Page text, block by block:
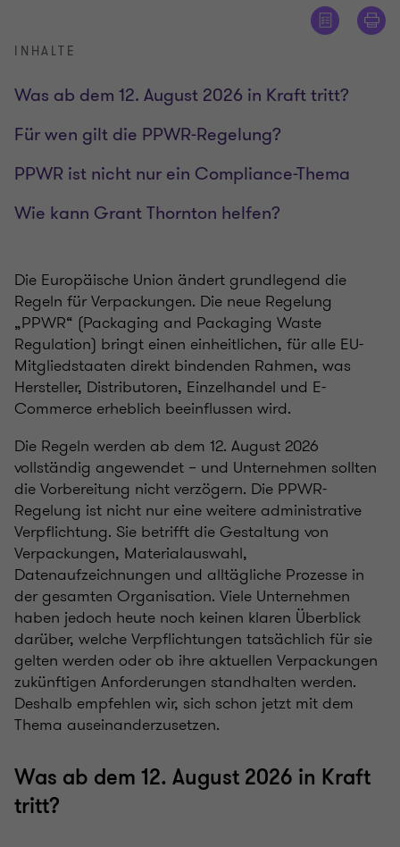
INHALTE
Was ab dem 12. August 2026 in Kraft tritt?
Für wen gilt die PPWR-Regelung?
PPWR ist nicht nur ein Compliance-Thema
Wie kann Grant Thornton helfen?
Die Europäische Union ändert grundlegend die
Regeln für Verpackungen. Die neue Regelung
„PPWR“ (Packaging and Packaging Waste
Regulation) bringt einen einheitlichen, für alle EU-
Mitgliedstaaten direkt bindenden Rahmen, was
Hersteller, Distributoren, Einzelhandel und E-
Commerce erheblich beeinflussen wird.
Die Regeln werden ab dem 12. August 2026
vollständig angewendet – und Unternehmen sollten
die Vorbereitung nicht verzögern. Die PPWR-
Regelung ist nicht nur eine weitere administrative
Verpflichtung. Sie betrifft die Gestaltung von
Verpackungen, Materialauswahl,
Datenaufzeichnungen und alltägliche Prozesse in
der gesamten Organisation. Viele Unternehmen
haben jedoch heute noch keinen klaren Überblick
darüber, welche Verpflichtungen tatsächlich für sie
gelten werden oder ob ihre aktuellen Verpackungen
zukünftigen Anforderungen standhalten werden.
Deshalb empfehlen wir, sich schon jetzt mit dem
Thema auseinanderzusetzen.
Was ab dem 12. August 2026 in Kraft
tritt?